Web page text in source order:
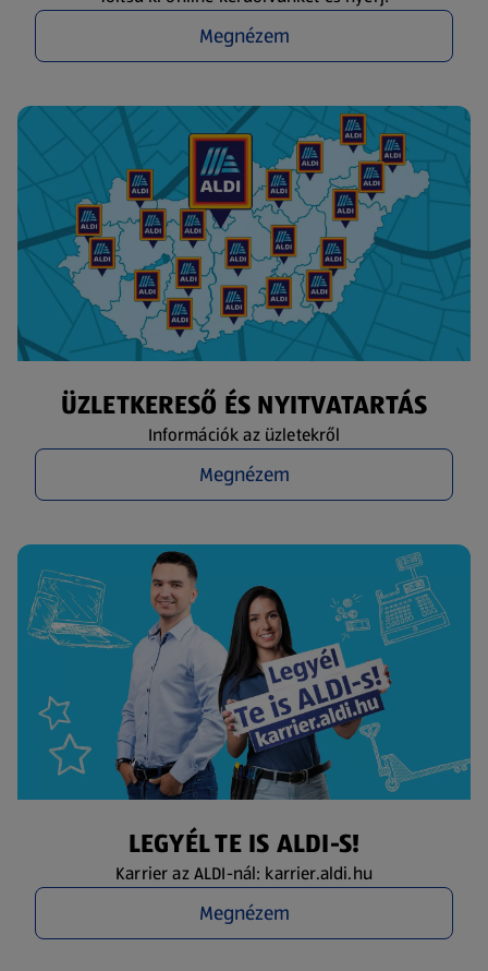
Megnézem
ÜZLETKERESŐ ÉS NYITVATARTÁS
Információk az üzletekről
Megnézem
LEGYÉL TE IS ALDI-S!
Karrier az ALDI-nál: karrier.aldi.hu
Megnézem